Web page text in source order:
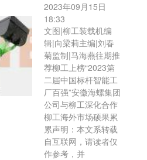
2023年09月15日
18:33
文图|柳工装载机编
辑|向梁莉主编|刘春
菊监制|马海燕往期推
荐柳工上榜“2023第
二届中国标杆智能工
厂百强”安徽海螺集团
公司与柳工深化合作
柳工海外市场硕果累
累声明：本文系转载
自互联网，请读者仅
作参考，并